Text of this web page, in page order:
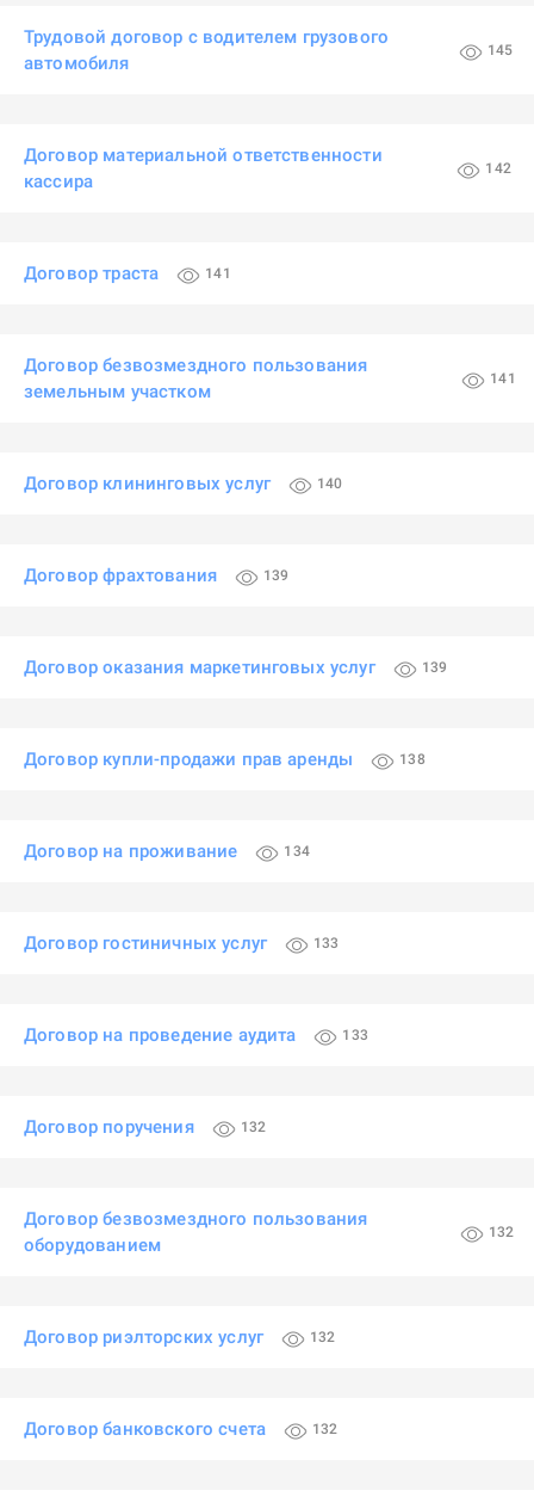
Трудовой договор с водителем грузового
автомобиля
145
Договор материальной ответственности
кассира
142
Договор траста 141
Договор безвозмездного пользования
земельным участком
141
Договор клининговых услуг 140
Договор фрахтования 139
Договор оказания маркетинговых услуг 139
Договор купли-продажи прав аренды 138
Договор на проживание 134
Договор гостиничных услуг 133
Договор на проведение аудита 133
Договор поручения 132
Договор безвозмездного пользования
оборудованием
132
Договор риэлторских услуг 132
Договор банковского счета 132